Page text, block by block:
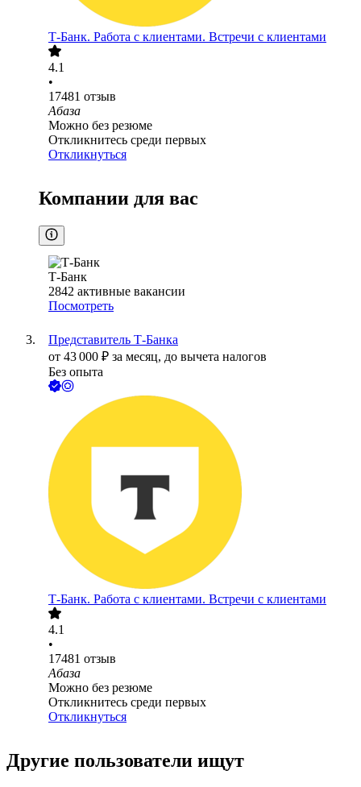
Т-Банк. Работа с клиентами. Встречи с клиентами
4.1
•
17481 отзыв
Абаза
Можно без резюме
Откликнитесь среди первых
Откликнуться
Компании для вас
Т-Банк
2842 активные вакансии
Посмотреть
Представитель Т-Банка
от 43 000 ₽ за месяц, до вычета налогов
Без опыта
Т-Банк. Работа с клиентами. Встречи с клиентами
4.1
•
17481 отзыв
Абаза
Можно без резюме
Откликнитесь среди первых
Откликнуться
Другие пользователи ищут